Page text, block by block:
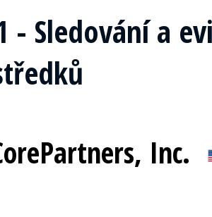
- Sledování a
Inc.